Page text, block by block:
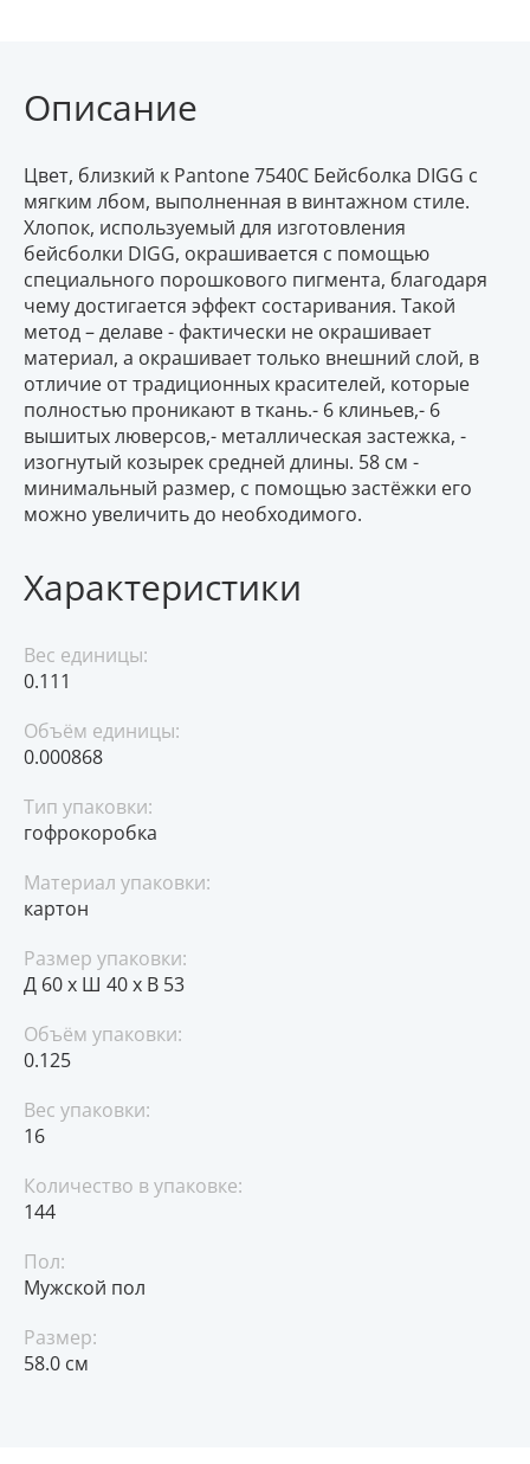
Описание
Цвет, близкий к Pantone 7540C Бейсболка DIGG с
мягким лбом, выполненная в винтажном стиле.
Хлопок, используемый для изготовления
бейсболки DIGG, окрашивается с помощью
специального порошкового пигмента, благодаря
чему достигается эффект состаривания. Такой
метод – делаве - фактически не окрашивает
материал, а окрашивает только внешний слой, в
отличие от традиционных красителей, которые
полностью проникают в ткань.- 6 клиньев,- 6
вышитых люверсов,- металлическая застежка, -
изогнутый козырек средней длины. 58 см -
минимальный размер, с помощью застёжки его
можно увеличить до необходимого.
Характеристики
Вес единицы:
0.111
Объём единицы:
0.000868
Тип упаковки:
гофрокоробка
Материал упаковки:
картон
Размер упаковки:
Д 60 x Ш 40 x В 53
Объём упаковки:
0.125
Вес упаковки:
16
Количество в упаковке:
144
Пол:
Мужской пол
Размер:
58.0 см